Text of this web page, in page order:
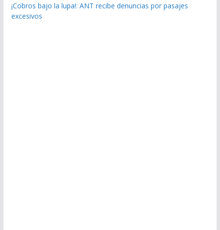
¡Cobros bajo la lupa!: ANT recibe denuncias por pasajes
excesivos